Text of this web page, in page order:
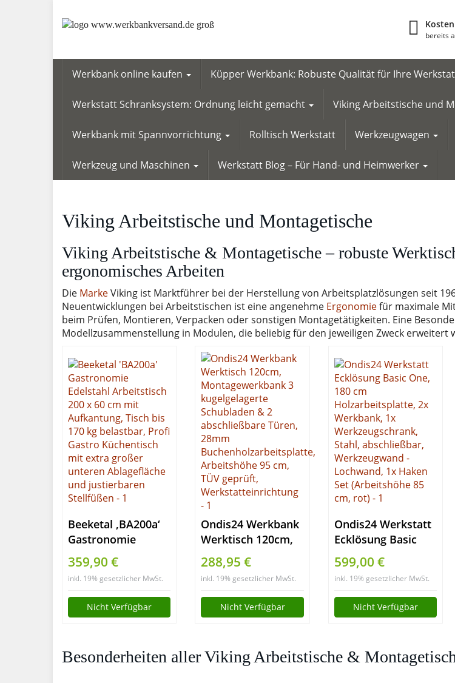
bereits
Werkbank online kaufen Küpper Werkbank: Robuste Qualität für Ihre
Werkstatt Schranksystem: Ordnung leicht gemacht Viking Arbeitstische und
Werkbank mit Spannvorrichtung Rolltisch Werkstatt Werkzeugwagen
Werkzeug und Maschinen Werkstatt Blog – Für Hand- und Heimwerker
Viking Arbeitstische und Montagetische
Viking Arbeitstische & Montagetische – robuste
ergonomisches Arbeiten
Die MarkeViking ist Marktführer bei der Herstellung von Arbeitsplatzlösungen seit
Neuentwicklungen bei Arbeitstischen ist eine angenehme Ergonomiefür maximale
beim Prüfen, Montieren, Verpacken oder sonstigen Montagetätigkeiten. Eine
Modellzusammenstellung in Modulen, die beliebig für den jeweiligen Zweck erweitert
Beeketal ‚BA200a‘
Gastronomie
Edelstahl
Arbeitstisch 200 x
60 cm mit
Aufkantung, Tisch
bis 170 kg
mit extra großer
359,90 €
inkl. 19% gesetzlicher MwSt.
Nicht Verfügbar
Ondis24 Werkbank
Werktisch 120cm,
Montagewerkbank
3 kugelgelagerte
Schubladen & 2
abschließbare
Türen, 28mm
TÜV geprüft,
288,95 €
inkl. 19% gesetzlicher MwSt.
Nicht Verfügbar
Ondis24 Werkstatt
Ecklösung Basic
One, 180 cm
Holzarbeitsplatte,
2x Werkbank, 1x
Werkzeugschrank,
Stahl, abschließbar,
Haken Set
599,00 €
inkl. 19% gesetzlicher MwSt.
Nicht Verfügbar
Besonderheiten aller Viking Arbeitstische &